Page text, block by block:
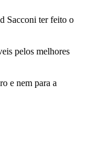
Sacconi ter feito o
pelos melhores
e nem para a